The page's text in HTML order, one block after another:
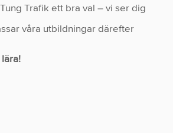
Trafik ett bra val – vi ser dig
våra utbildningar därefter